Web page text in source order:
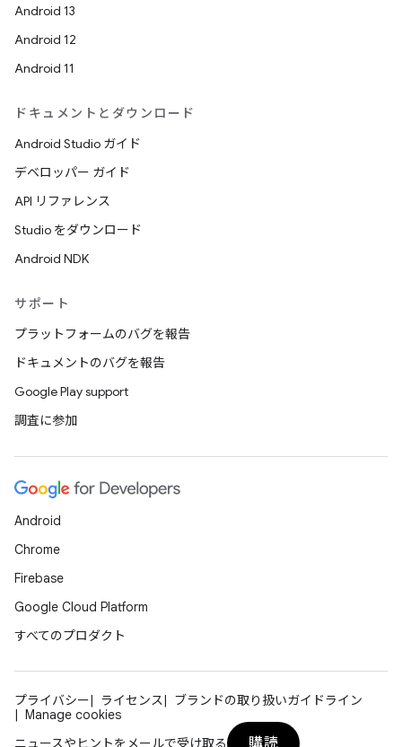
Android 13
Android 12
Android 11
ドキュメントとダウンロード
Android Studio ガイド
デベロッパー ガイド
API リファレンス
Studio をダウンロード
Android NDK
サポート
プラットフォームのバグを報告
ドキュメントのバグを報告
Google Play support
調査に参加
Android
Chrome
Firebase
Google Cloud Platform
すべてのプロダクト
プライバシー ライセンス
ブランドの取り扱いガイドライン
Manage cookies
ニュースやヒントをメールで受け取る